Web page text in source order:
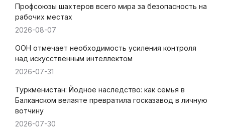
Профсоюзы шахтеров всего мира за безопасность на
рабочих местах
2026-08-07
ООН отмечает необходимость усиления контроля
над искусственным интеллектом
2026-07-31
Туркменистан: Йодное наследство: как семья в
Балканском велаяте превратила госказавод в личную
вотчину
2026-07-30